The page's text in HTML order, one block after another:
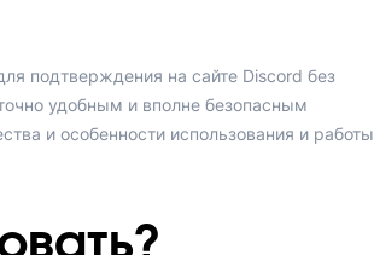
подтверждения на сайте Discord без
удобным и вполне безопасным
и особенности использования и работы